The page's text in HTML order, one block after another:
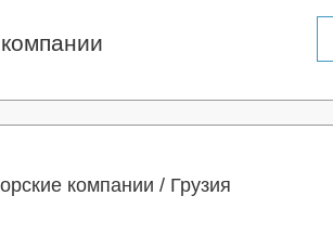
компании / Грузия